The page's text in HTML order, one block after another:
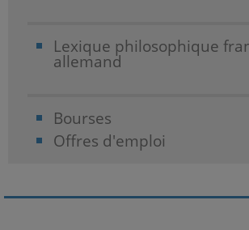
Lexique philosophique
allemand
Bourses
Offres d'emploi